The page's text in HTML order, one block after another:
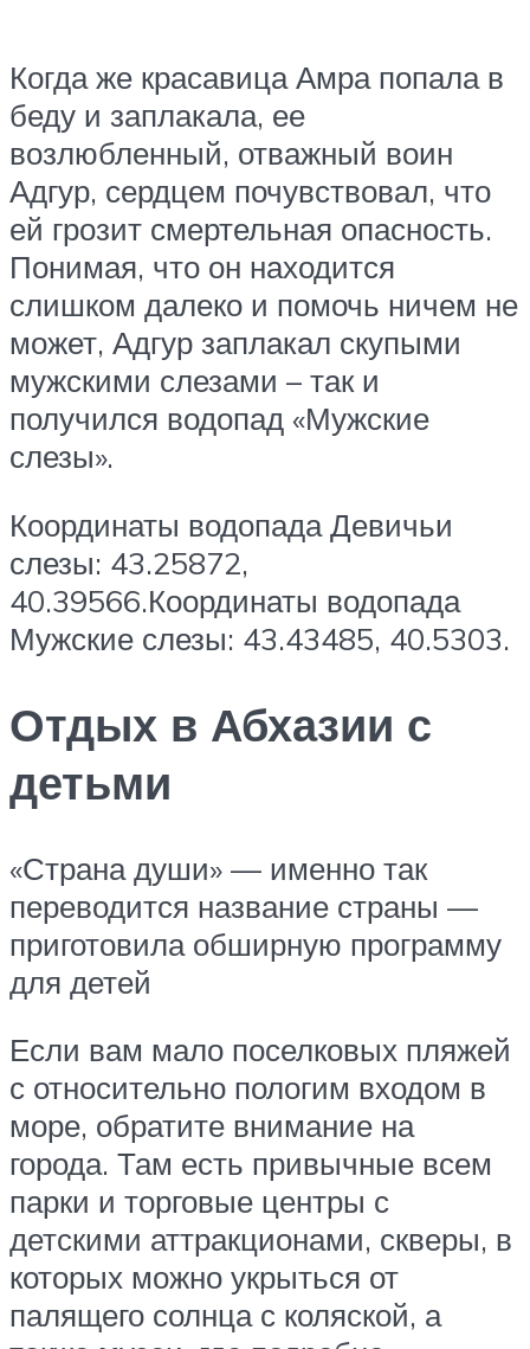
Когда же красавица Амра попала в
беду и заплакала, ее
возлюбленный, отважный воин
Адгур, сердцем почувствовал, что
ей грозит смертельная опасность.
Понимая, что он находится
слишком далеко и помочь ничем не
может, Адгур заплакал скупыми
мужскими слезами – так и
получился водопад «Мужские
слезы».
Координаты водопада Девичьи
слезы: 43.25872,
40.39566.Координаты водопада
Мужские слезы: 43.43485, 40.5303.
Отдых в Абхазии с
детьми
«Страна души» — именно так
переводится название страны —
приготовила обширную программу
для детей
Если вам мало поселковых пляжей
с относительно пологим входом в
море, обратите внимание на
города. Там есть привычные всем
парки и торговые центры с
детскими аттракционами, скверы, в
которых можно укрыться от
палящего солнца с коляской, а